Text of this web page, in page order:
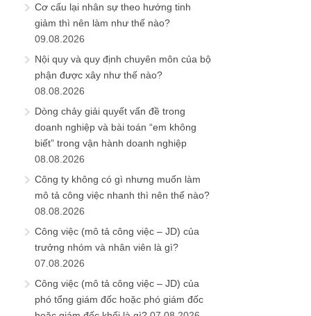
Cơ cấu lại nhân sự theo hướng tinh
giảm thì nên làm như thế nào?
09.08.2026
Nội quy và quy định chuyên môn của bộ
phận được xây như thế nào?
08.08.2026
Dòng chảy giải quyết vấn đề trong
doanh nghiệp và bài toán “em không
biết” trong vận hành doanh nghiệp
08.08.2026
Công ty không có gì nhưng muốn làm
mô tả công việc nhanh thì nên thế nào?
08.08.2026
Công việc (mô tả công việc – JD) của
trưởng nhóm và nhân viên là gì?
07.08.2026
Công việc (mô tả công việc – JD) của
phó tổng giám đốc hoặc phó giám đốc